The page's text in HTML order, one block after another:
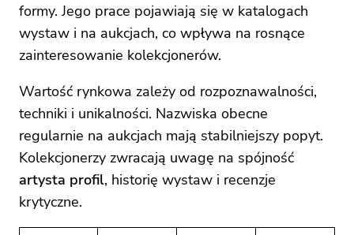
formy. Jego prace pojawiają się w katalogach
wystaw i na aukcjach, co wpływa na rosnące
zainteresowanie kolekcjonerów.
Wartość rynkowa zależy od rozpoznawalności,
techniki i unikalności. Nazwiska obecne
regularnie na aukcjach mają stabilniejszy popyt.
Kolekcjonerzy zwracają uwagę na spójność
artysta profil, historię wystaw i recenzje
krytyczne.